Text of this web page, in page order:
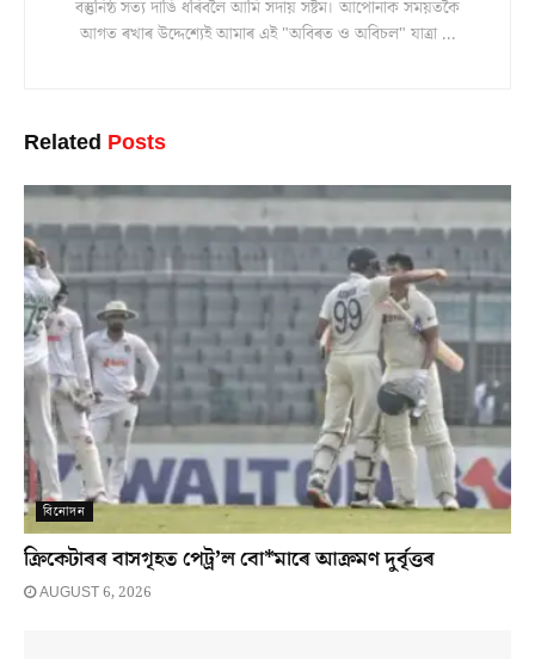
বস্তুনিষ্ঠ সত্য দাঙি ধৰিবলৈ আমি সদায় সষ্টম। আপোনাক সময়তকৈ
আগত ৰখাৰ উদ্দেশ্যেই আমাৰ এই "অবিৰত ও অবিচল" যাত্ৰা ...
Related Posts
বিনোদন
ক্ৰিকেটাৰৰ বাসগৃহত পেট্ৰ’ল বো*মাৰে আক্ৰমণ দুৰ্বৃত্তৰ
AUGUST 6, 2026